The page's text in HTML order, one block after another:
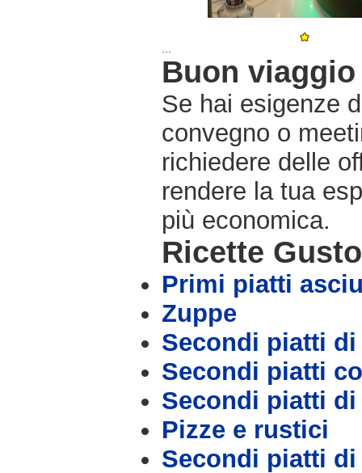
Buon viaggio
Se hai esigenze
convegno o
richiedere delle
rendere la tua
più economica.
Ricette
Primi piatti
Zuppe
Secondi piatti di
Secondi piatti
Secondi piatti
Pizze e rustici
Secondi piatti di